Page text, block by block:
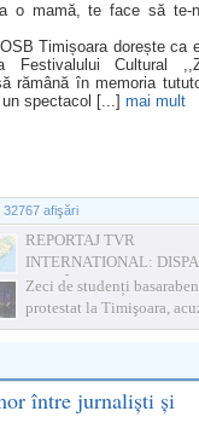
o mamă, te face să te-
Timișoara dorește ca
Cultural
rămână în memoria
spectacol [...] mai mult
afişări
REPORTAJ TVR
INTERNATIONAL:
ROMÂNII DIN SUDUL
Zeci de studenți
protestat la Timişoara,
fraudarea alegerilor din
între jurnaliști și